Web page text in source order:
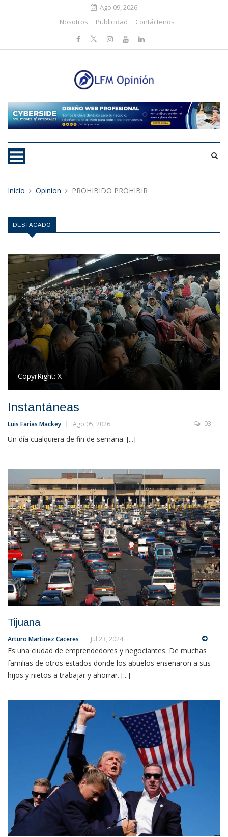
Ago 09, 2026
Nosotros
Publicidad Contáctenos
Inicio Opinion PROHIBIDO PROHIBIR
DESTACADO
CopyrRight: X
Instantáneas
Luis Farias Mackey Ago 05, 2026 03
Un día cualquiera de fin de semana. [...]
Tijuana
Arturo Martinez Caceres Jul 23, 2024
Es una ciudad de emprendedores y negociantes. De muchas
familias de otros estados donde los abuelos enseñaron a sus
hijos y nietos a trabajar y ahorrar. [...]